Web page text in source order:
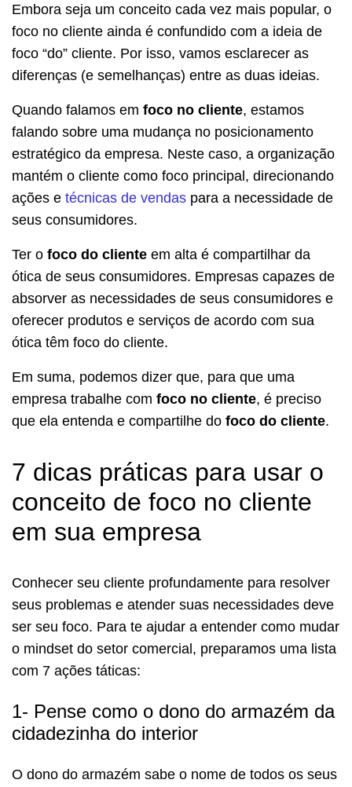
Embora seja um conceito cada vez mais popular, o
foco no cliente ainda é confundido com a ideia de
foco “do” cliente. Por isso, vamos esclarecer as
diferenças (e semelhanças) entre as duas ideias.
Quando falamos em foco no cliente, estamos
falando sobre uma mudança no posicionamento
estratégico da empresa. Neste caso, a organização
mantém o cliente como foco principal, direcionando
ações e técnicas de vendas para a necessidade de
seus consumidores.
Ter o foco do cliente em alta é compartilhar da
ótica de seus consumidores. Empresas capazes de
absorver as necessidades de seus consumidores e
oferecer produtos e serviços de acordo com sua
ótica têm foco do cliente.
Em suma, podemos dizer que, para que uma
empresa trabalhe com foco no cliente, é preciso
que ela entenda e compartilhe do foco do cliente.
7 dicas práticas para usar o
conceito de foco no cliente
em sua empresa
Conhecer seu cliente profundamente para resolver
seus problemas e atender suas necessidades deve
ser seu foco. Para te ajudar a entender como mudar
o mindset do setor comercial, preparamos uma lista
com 7 ações táticas:
1- Pense como o dono do armazém da
cidadezinha do interior
O dono do armazém sabe o nome de todos os seus